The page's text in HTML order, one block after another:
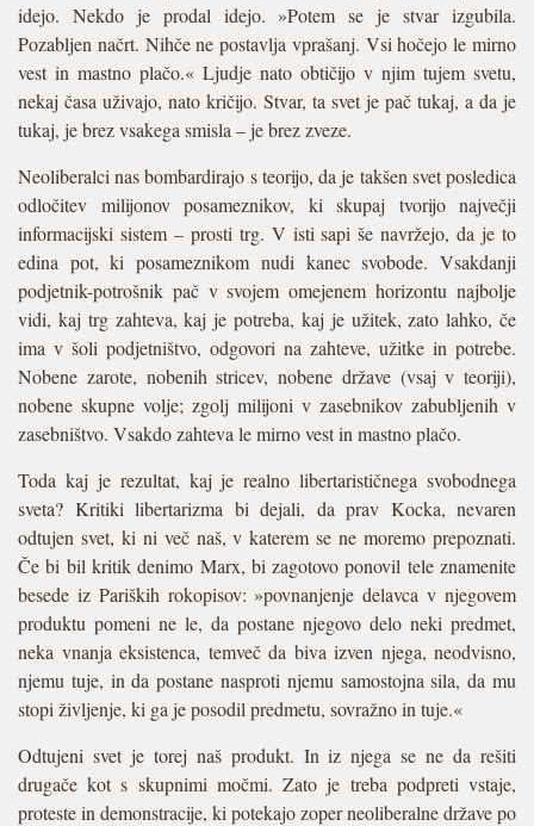
idejo. Nekdo je prodal idejo. »Potem se je stvar izgubila.
Pozabljen načrt. Nihče ne postavlja vprašanj. Vsi hočejo le mirno
vest in mastno plačo.« Ljudje nato obtičijo v njim tujem svetu,
nekaj časa uživajo, nato kričijo. Stvar, ta svet je pač tukaj, a da je
tukaj, je brez vsakega smisla – je brez zveze.
Neoliberalci nas bombardirajo s teorijo, da je takšen svet posledica
odločitev milijonov posameznikov, ki skupaj tvorijo največji
informacijski sistem – prosti trg. V isti sapi še navržejo, da je to
edina pot, ki posameznikom nudi kanec svobode. Vsakdanji
podjetnik-potrošnik pač v svojem omejenem horizontu najbolje
vidi, kaj trg zahteva, kaj je potreba, kaj je užitek, zato lahko, če
ima v šoli podjetništvo, odgovori na zahteve, užitke in potrebe.
Nobene zarote, nobenih stricev, nobene države (vsaj v teoriji),
nobene skupne volje; zgolj milijoni v zasebnikov zabubljenih v
zasebništvo. Vsakdo zahteva le mirno vest in mastno plačo.
Toda kaj je rezultat, kaj je realno libertarističnega svobodnega
sveta? Kritiki libertarizma bi dejali, da prav Kocka, nevaren
odtujen svet, ki ni več naš, v katerem se ne moremo prepoznati.
Če bi bil kritik denimo Marx, bi zagotovo ponovil tele znamenite
besede iz Pariških rokopisov: »povnanjenje delavca v njegovem
produktu pomeni ne le, da postane njegovo delo neki predmet,
neka vnanja eksistenca, temveč da biva izven njega, neodvisno,
njemu tuje, in da postane nasproti njemu samostojna sila, da mu
stopi življenje, ki ga je posodil predmetu, sovražno in tuje.«
Odtujeni svet je torej naš produkt. In iz njega se ne da rešiti
drugače kot s skupnimi močmi. Zato je treba podpreti vstaje,
proteste in demonstracije, ki potekajo zoper neoliberalne države po